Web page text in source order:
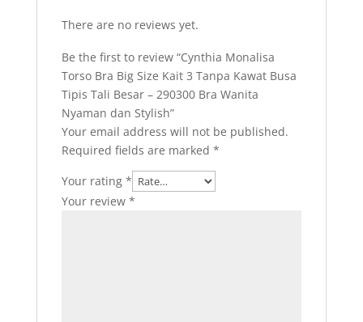
There are no reviews yet.
Be the first to review “Cynthia Monalisa
Torso Bra Big Size Kait 3 Tanpa Kawat Busa
Tipis Tali Besar – 290300 Bra Wanita
Nyaman dan Stylish”
Your email address will not be published.
Required fields are marked *
Your rating *
Your review *